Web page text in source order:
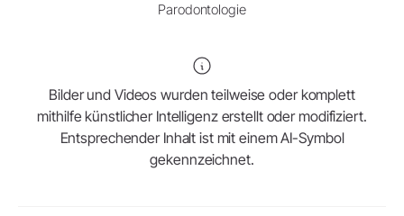
Parodontologie
Bilder und Videos wurden teilweise oder komplett
mithilfe künstlicher Intelligenz erstellt oder modifiziert.
Entsprechender Inhalt ist mit einem AI-Symbol
gekennzeichnet.